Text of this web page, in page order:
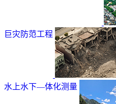
巨灾防范工程
水上水下—体化测量